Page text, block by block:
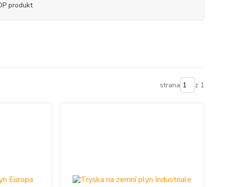
produkt
strana z 1